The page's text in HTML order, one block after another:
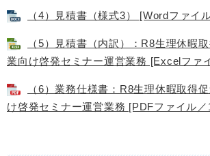
（4）見積書（様式3） [Wordファイ
（5）見積書（内訳）：R8生理休暇
業向け啓発セミナー運営業務 [Excelファ
（6）業務仕様書：R8生理休暇取得
け啓発セミナー運営業務 [PDFファイル